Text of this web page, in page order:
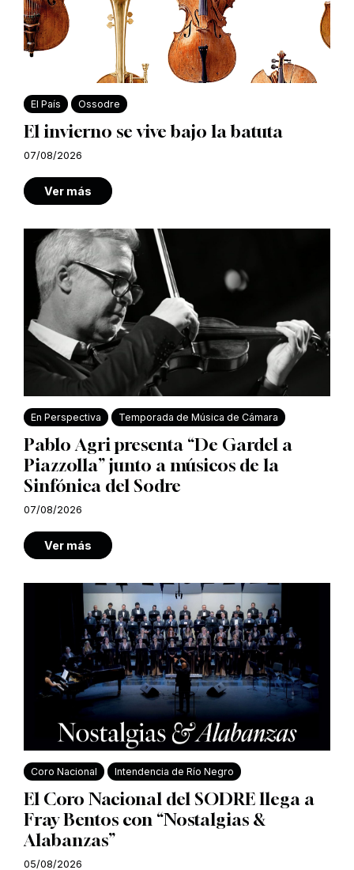
El País Ossodre
El invierno se vive bajo la batuta
07/08/2026
Ver más
En Perspectiva Temporada de Música de Cámara
Pablo Agri presenta “De Gardel a
Piazzolla” junto a músicos de la
Sinfónica del Sodre
07/08/2026
Ver más
Coro Nacional Intendencia de Río Negro
El Coro Nacional del SODRE llega a
Fray Bentos con “Nostalgias &
Alabanzas”
05/08/2026